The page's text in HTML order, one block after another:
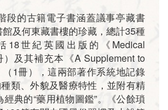
的古籍電子書涵蓋議事亭藏書
及何東藏書樓的珍藏，總計35種
18世紀英國出版的《Medical
及其補充本《A Supplement to
（1冊），這兩部著作系統地記錄
類、外貌及醫療特性，並附有精
典的“藥用植物圖鑑”。《公餘瑣